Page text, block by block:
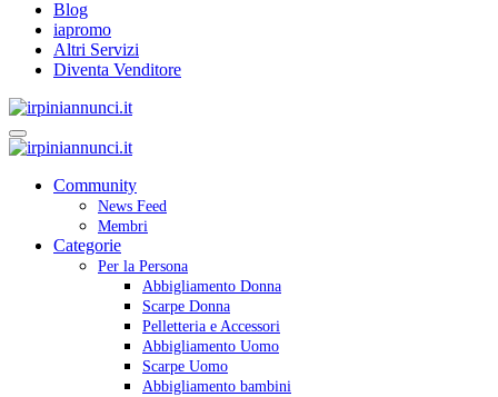
Blog
iapromo
Altri Servizi
Diventa Venditore
Community
News Feed
Membri
Categorie
Per la Persona
Abbigliamento Donna
Scarpe Donna
Pelletteria e Accessori
Abbigliamento Uomo
Scarpe Uomo
Abbigliamento bambini